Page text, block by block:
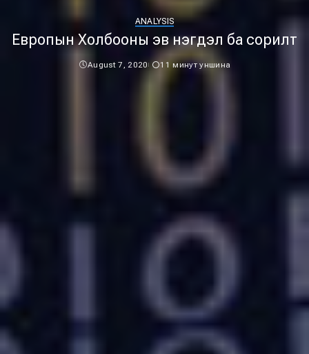
ANALYSIS
Европын Холбооны эв нэгдэл ба сорилт
August 7, 2020 11 минут уншина